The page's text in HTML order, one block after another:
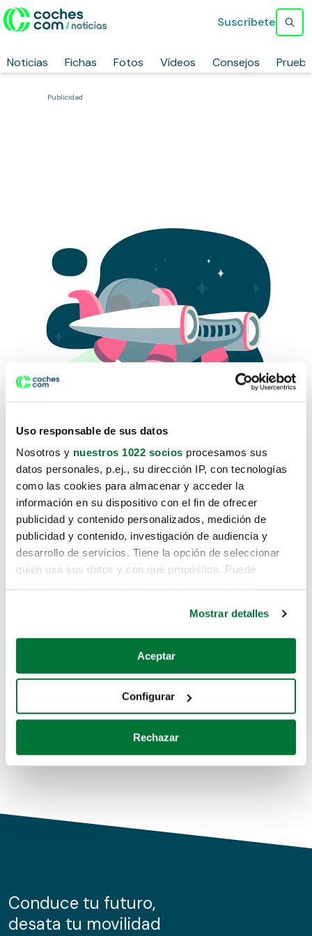
Uso responsable de sus datos
Nosotros y nuestros 1022 socios procesamos sus
datos personales, p.ej., su dirección IP, con tecnologías
como las cookies para almacenar y acceder la
información en su dispositivo con el fin de ofrecer
publicidad y contenido personalizados, medición de
publicidad y contenido, investigación de audiencia y
desarrollo de servicios. Tiene la opción de seleccionar
quién usa sus datos y con qué propósitos. Puede
Si lo permite, también quisiéramos:
Recopilar información sobre su ubicación geográfica
Identificar su dispositivo analizándolo activamente
para buscar características específicas (huellas
Obtenga más información sobre cómo se procesan sus
de cookies.
información sobre el uso que haga del sitio web con
nuestros partners de redes sociales, publicidad y análisis
Mostrar detalles
Aceptar
Configurar
Rechazar
Noticias Fichas Fotos Vídeos Consejos
Suscríbete
Publicidad
Lo sentimos, no sabemos como
te hemos traido hasta aquí.
Pero puedes encontrar el coche que estás
buscando en alguno de estos enlaces:
Coches de segunda mano
Coches de km0
Conduce tu futuro,
desata tu movilidad